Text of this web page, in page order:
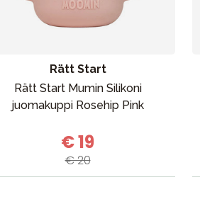
Rätt Start
Rätt Start Mumin Silikoni
juomakuppi Rosehip Pink
€ 19
€ 20